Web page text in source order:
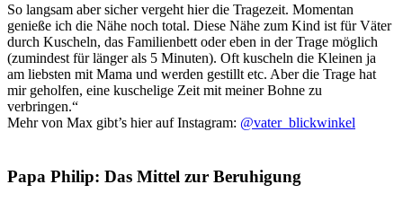
So langsam aber sicher vergeht hier die Tragezeit. Momentan
genieße ich die Nähe noch total. Diese Nähe zum Kind ist für Väter
durch Kuscheln, das Familienbett oder eben in der Trage möglich
(zumindest für länger als 5 Minuten). Oft kuscheln die Kleinen ja
am liebsten mit Mama und werden gestillt etc. Aber die Trage hat
mir geholfen, eine kuschelige Zeit mit meiner Bohne zu
verbringen.“
Mehr von Max gibt’s hier auf Instagram: @vater_blickwinkel
Papa Philip: Das Mittel zur Beruhigung